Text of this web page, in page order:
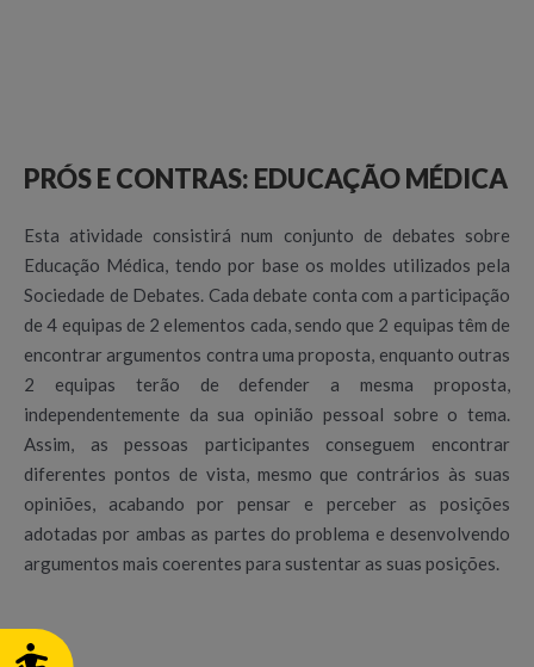
ACESSIBILIDADE
PRÓS E CONTRAS: EDUCAÇÃO MÉDICA
Esta atividade consistirá num conjunto de debates sobre
Educação Médica, tendo por base os moldes utilizados pela
Sociedade de Debates. Cada debate conta com a participação
de 4 equipas de 2 elementos cada, sendo que 2 equipas têm de
encontrar argumentos contra uma proposta, enquanto outras
2 equipas terão de defender a mesma proposta,
independentemente da sua opinião pessoal sobre o tema.
Assim, as pessoas participantes conseguem encontrar
diferentes pontos de vista, mesmo que contrários às suas
opiniões, acabando por pensar e perceber as posições
adotadas por ambas as partes do problema e desenvolvendo
argumentos mais coerentes para sustentar as suas posições.